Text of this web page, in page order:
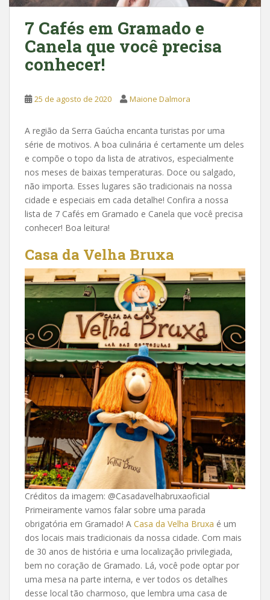
7 Cafés em Gramado e
Canela que você precisa
conhecer!
25 de agosto de 2020 Maione Dalmora
A região da Serra Gaúcha encanta turistas por uma
série de motivos. A boa culinária é certamente um deles
e compõe o topo da lista de atrativos, especialmente
nos meses de baixas temperaturas. Doce ou salgado,
não importa. Esses lugares são tradicionais na nossa
cidade e especiais em cada detalhe! Confira a nossa
lista de 7 Cafés em Gramado e Canela que você precisa
conhecer! Boa leitura!
Casa da Velha Bruxa
Créditos da imagem: @Casadavelhabruxaoficial
Primeiramente vamos falar sobre uma parada
obrigatória em Gramado! A Casa da Velha Bruxa é um
dos locais mais tradicionais da nossa cidade. Com mais
de 30 anos de história e uma localização privilegiada,
bem no coração de Gramado. Lá, você pode optar por
uma mesa na parte interna, e ver todos os detalhes
desse local tão charmoso, que lembra uma casa de